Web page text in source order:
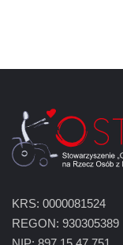
KRS: 0000081524
REGON: 930305389